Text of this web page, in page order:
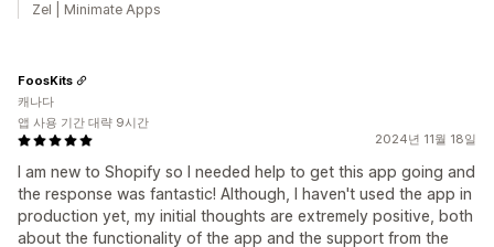
Zel | Minimate Apps
2024년 11월 18일
I am new to Shopify so I needed help to get this app going and
the response was fantastic! Although, I haven't used the app in
production yet, my initial thoughts are extremely positive, both
about the functionality of the app and the support from the
FoosKits
캐나다
앱 사용 기간 대략 9시간